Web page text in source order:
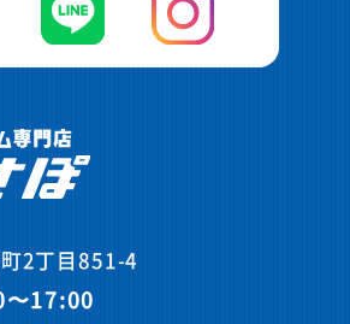
2丁目851-4
17:00